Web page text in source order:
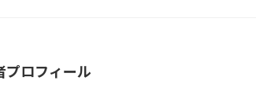
プロフィール